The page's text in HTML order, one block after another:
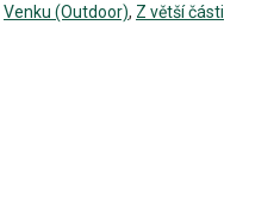
Venku (Outdoor), Z větší části